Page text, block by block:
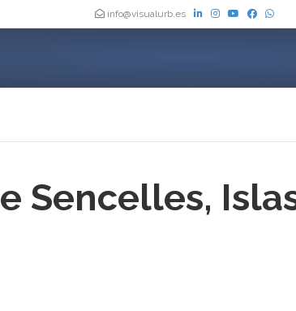
info@visualurb.es
Sencelles,